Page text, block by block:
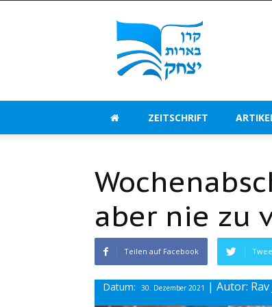
Beerot
Izchak
Deutschland
ZEITSCHRIFT
aber nie zu
Teilen auf Facebook
Datum: 30. Dezember 2021 | Autor: